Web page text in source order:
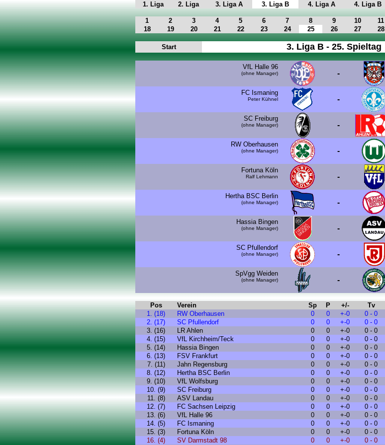
1. Liga 2. Liga 3. Liga A 3. Liga B 4. Liga A 4. Liga B
1 2 3 4 5 6 7 8 9 10 11
18
19 20 21 22 23 24 25 26 27 28
Start 3. Liga B - 25. Spieltag
VfL Halle 96
(ohne Manager) -
FC Ismaning
Peter Kühnel -
SC Freiburg
(ohne Manager) -
RW Oberhausen
(ohne Manager) -
Fortuna Köln
Ralf Lehmann -
Hertha BSC Berlin
(ohne Manager) -
Hassia Bingen
(ohne Manager) -
SC Pfullendorf
(ohne Manager) -
SpVgg Weiden
(ohne Manager) -
Pos Verein Sp P +/- Tv
1. (18)
RW Oberhausen 0 0 +-0 0 - 0
2. (17)
SC Pfullendorf 0 0 +-0 0 - 0
3. (16)
LR Ahlen 0 0 +-0 0 - 0
4. (15)
VfL Kirchheim/Teck 0 0 +-0 0 - 0
5. (14)
Hassia Bingen 0 0 +-0 0 - 0
6. (13)
FSV Frankfurt 0 0 +-0 0 - 0
7. (11)
Jahn Regensburg 0 0 +-0 0 - 0
8. (12)
Hertha BSC Berlin 0 0 +-0 0 - 0
9. (10)
VfL Wolfsburg 0 0 +-0 0 - 0
10. (9)
SC Freiburg 0 0 +-0 0 - 0
11. (8)
ASV Landau 0 0 +-0 0 - 0
12. (7)
FC Sachsen Leipzig 0 0 +-0 0 - 0
13. (6)
VfL Halle 96 0 0 +-0 0 - 0
14. (5)
FC Ismaning 0 0 +-0 0 - 0
15. (3)
Fortuna Köln 0 0 +-0 0 - 0
16. (4)
SV Darmstadt 98 0 0 +-0 0 - 0